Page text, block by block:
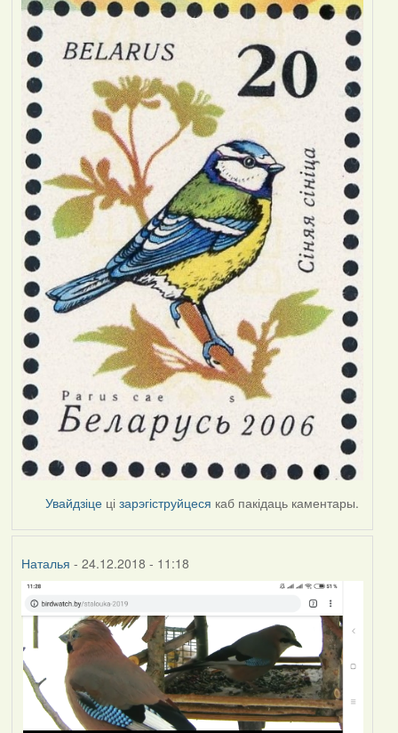
Увайдзіце цізарэгіструйцеся каб пакідаць каментары.
Наталья - 24.12.2018 - 11:18